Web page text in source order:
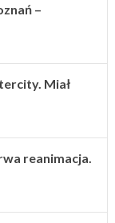
–
Miał
reanimacja.